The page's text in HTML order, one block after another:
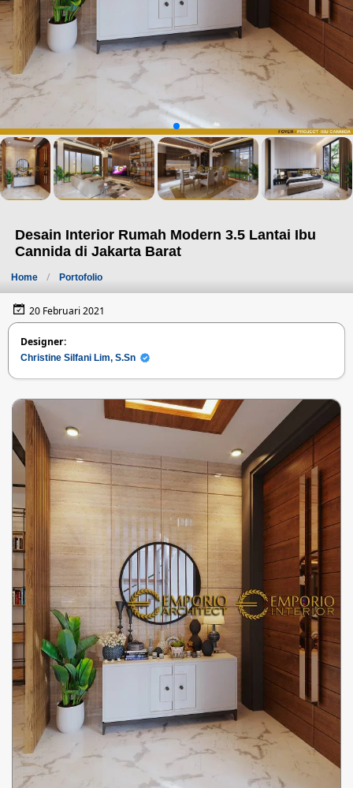
Desain Interior Rumah Modern 3.5 Lantai Ibu
Cannida di Jakarta Barat
Home Portofolio
20 Februari 2021
Designer:
Christine Silfani Lim, S.Sn